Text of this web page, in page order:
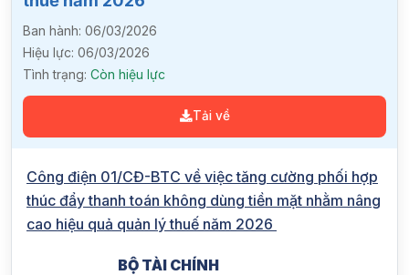
Ban hành: 06/03/2026
Hiệu lực: 06/03/2026
Tình trạng: Còn hiệu lực
Tải về
Công điện 01/CĐ-BTC về việc tăng cường phối hợp
thúc đẩy thanh toán không dùng tiền mặt nhằm nâng
cao hiệu quả quản lý thuế năm 2026
BỘ TÀI CHÍNH